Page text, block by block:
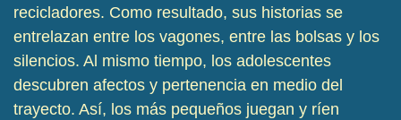
recicladores. Como resultado, sus historias se
entrelazan entre los vagones, entre las bolsas y los
silencios. Al mismo tiempo, los adolescentes
descubren afectos y pertenencia en medio del
trayecto. Así, los más pequeños juegan y ríen